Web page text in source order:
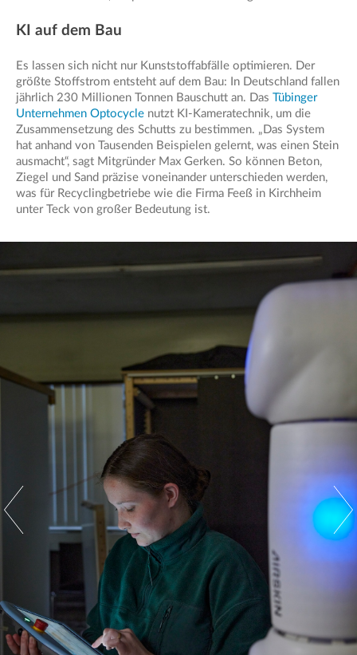
KI auf dem Bau
Es lassen sich nicht nur Kunststoffabfälle optimieren. Der
größte Stoffstrom entsteht auf dem Bau: In Deutschland fallen
jährlich 230 Millionen Tonnen Bauschutt an. Das Tübinger
Unternehmen Optocycle nutzt KI-Kameratechnik, um die
Zusammensetzung des Schutts zu bestimmen. „Das System
hat anhand von Tausenden Beispielen gelernt, was einen Stein
ausmacht“, sagt Mitgründer Max Gerken. So können Beton,
Ziegel und Sand präzise voneinander unterschieden werden,
was für Recyclingbetriebe wie die Firma Feeß in Kirchheim
unter Teck von großer Bedeutung ist.